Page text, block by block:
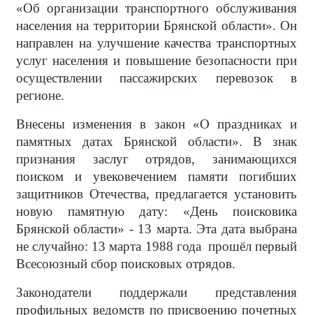
«Об организации транспортного обслуживания
населения на территории Брянской области». Он
направлен на улучшение качества транспортных
услуг населения и повышение безопасности при
осуществлении пассажирских перевозок в
регионе.
Внесены изменения в закон «О праздниках и
памятных датах Брянской области». В знак
признания заслуг отрядов, занимающихся
поиском и увековечением памяти погибших
защитников Отечества, предлагается установить
новую памятную дату: «День поисковика
Брянской области» - 13 марта. Эта дата выбрана
не случайно: 13 марта 1988 года прошёл первый
Всесоюзный сбор поисковых отрядов.
Законодатели поддержали представления
профильных ведомств по присвоению почетных